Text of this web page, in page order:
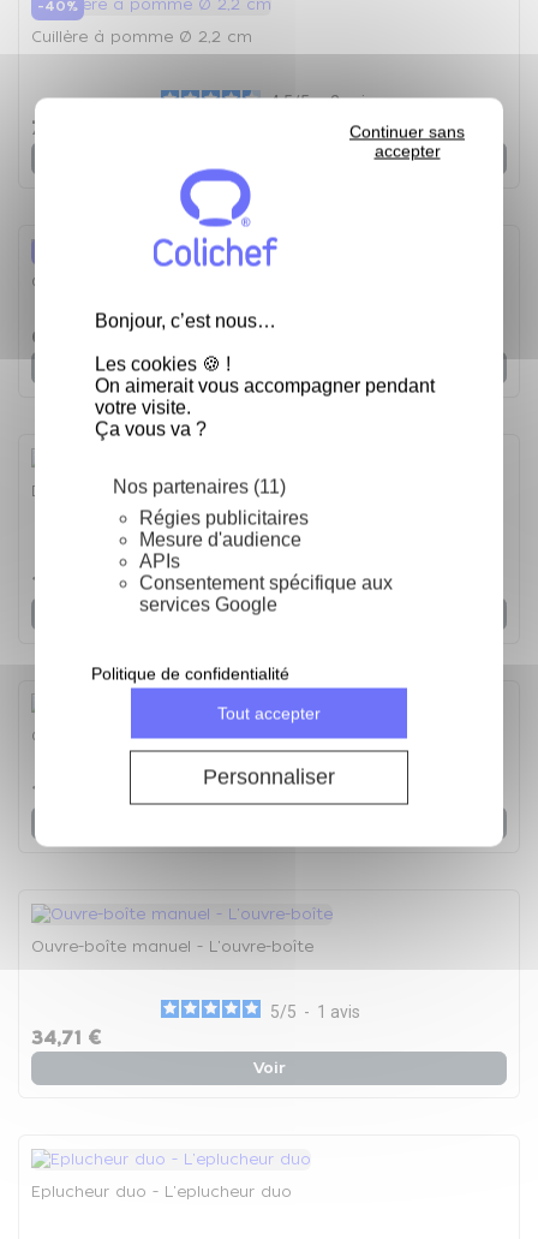
Bonjour, c’est nous…
Les cookies 🍪 !
On aimerait vous accompagner pendant
votre visite.
Ça vous va ?
Nos partenaires (11)
Régies publicitaires
Mesure d'audience
APIs
Consentement spécifique aux
services Google
Tout accepter
Continuer sans
accepter
Personnaliser
Politique de confidentialité
-40%
Cuillère à pomme Ø 2,2 cm
4.5/5-2avis
7,74 €
Coquilleur à beurre
6,55 € 10,91 €
Déco "taille spirale" à légumes - Taille spirale
13,88 €
Voir
Couteau sashimi 25 cm (pour gaucher) G11 - Couteau
193,39 €
Ouvre-boîte manuel - L'ouvre-boîte
5/5 - 1 avis
34,71 €
Voir
Eplucheur duo - L'eplucheur duo